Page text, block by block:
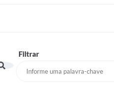
Filtrar